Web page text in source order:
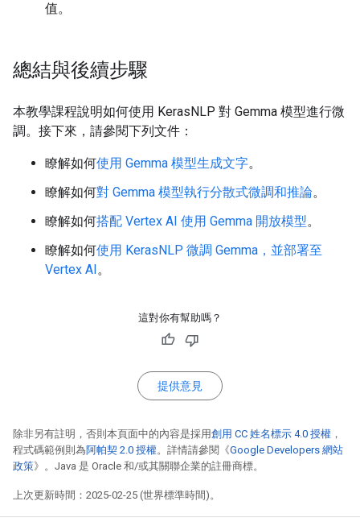
值。
總結與後續步驟
本教學課程說明如何使用 KerasNLP 對 Gemma 模型進行微
調。接下來，請參閱下列文件：
瞭解如何使用 Gemma 模型生成文字。
瞭解如何對 Gemma 模型執行分散式微調和推論。
瞭解如何搭配 Vertex AI 使用 Gemma 開放模型。
瞭解如何使用 KerasNLP 微調 Gemma，並部署至
Vertex AI。
這對你有幫助嗎？
提供意見
除非另有註明，否則本頁面中的內容是採用創用 CC 姓名標示 4.0 授權 ，
程式碼範例則為阿帕契 2.0 授權。詳情請參閱《Google Developers 網站
政策》。Java 是 Oracle 和/或其關聯企業的註冊商標。
上次更新時間：2025-02-25 (世界標準時間)。